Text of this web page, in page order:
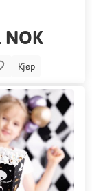
NOK
Kjøp